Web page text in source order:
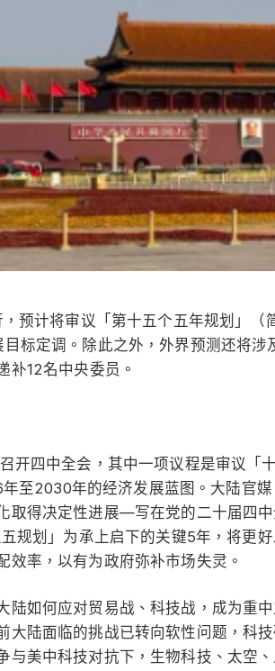
预计将审议「第十五个五年规划」（
标定调。除此之外，外界预测还将涉
补12名中央委员。
开四中全会，其中一项议程是审议「
至2030年的经济发展蓝图。大陆官媒
取得决定性进展—写在党的二十届四
规划」为承上启下的关键5年，将更
效率，以有为政府弥补市场失灵。
陆如何应对贸易战、科技战，成为重
大陆面临的挑战已转向软性问题，科
与美中科技对抗下，生物科技、太空